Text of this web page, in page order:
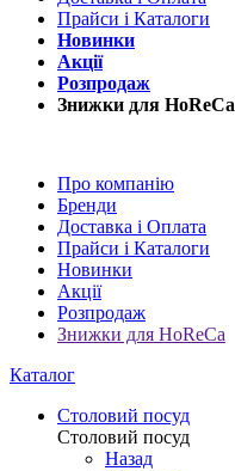
Прайси і Каталоги
Новинки
Акції
Розпродаж
Знижки для HoReCa
Про компанію
Бренди
Доставка і Оплата
Прайси і Каталоги
Новинки
Акції
Розпродаж
Знижки для HoReCa
Каталог
Столовий посуд
Столовий посуд
Назад